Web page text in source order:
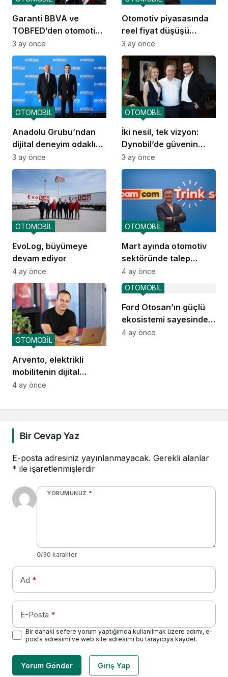
Garanti BBVA ve
TOBFED’den otomotiv
ekosisteminde güçlü iş
birliği
3 ay önce
Otomotiv piyasasında
reel fiyat düşüşü
devam ediyor
3 ay önce
Anadolu Grubu’ndan
dijital deneyim odaklı
mobilite markası:
Praticar
OTOMOBİL
3 ay önce
İki nesil, tek vizyon:
Dynobil’de güvenin
yolculuğu
OTOMOBİL
3 ay önce
EvoLog, büyümeye
devam ediyor
OTOMOBİL
4 ay önce
Mart ayında otomotiv
sektöründe talep
yavaşladı
OTOMOBİL
4 ay önce
Arvento, elektrikli
mobilitenin dijital
omurgası olacak
OTOMOBİL
4 ay önce
Ford Otosan’ın güçlü
ekosistemi sayesinde
Türkiye ekonomisi
OTOMOBİL
4 ay önce
Bir Cevap Yaz
E-posta adresiniz yayınlanmayacak. Gerekli alanlar
* ile işaretlenmişlerdir
YORUMUNUZ *
0/30 karakter
Ad *
E-Posta *
Bir dahaki sefere yorum yaptığımda kullanılmak üzere adımı, e-
posta adresimi ve web site adresimi bu tarayıcıya kaydet.
Yorum Gönder Giriş Yap